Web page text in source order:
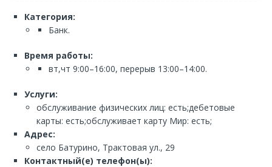
Категория:
Банк.
Время работы:
вт,чт 9:00–16:00, перерыв 13:00–14:00.
Услуги:
обслуживание физических лиц: есть;дебетовые
карты: есть;обслуживает карту Мир: есть;
Адрес:
село Батурино, Трактовая ул., 29
Контактный(е) телефон(ы):